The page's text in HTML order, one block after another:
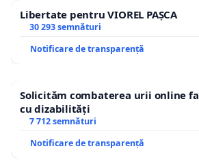
Libertate pentru VIOREL PAȘCA
30 293 semnături
Notificare de transparență
Solicităm combaterea urii online
cu dizabilități
7 712 semnături
Notificare de transparență